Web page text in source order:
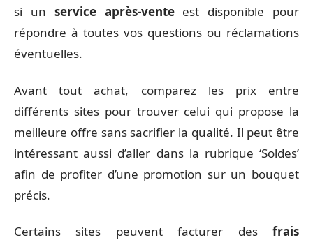
si un service après-venteest disponible pour
répondre à toutes vos questions ou réclamations
éventuelles.
Avant tout achat, comparez les prix entre
différents sites pour trouver celui qui propose la
meilleure offre sans sacrifier la qualité. Il peut être
intéressant aussi d’aller dans la rubrique ‘Soldes’
afin de profiter d’une promotion sur un bouquet
précis.
Certains sites peuvent facturer des frais